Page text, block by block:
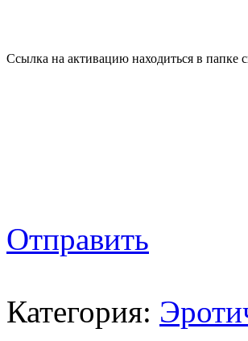
Ссылка на активацию находиться в папке
Отправить
Категория: